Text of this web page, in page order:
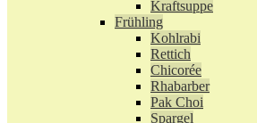
Kraftsuppe
Frühling
Kohlrabi
Rettich
Chicorée
Rhabarber
Pak Choi
Spargel